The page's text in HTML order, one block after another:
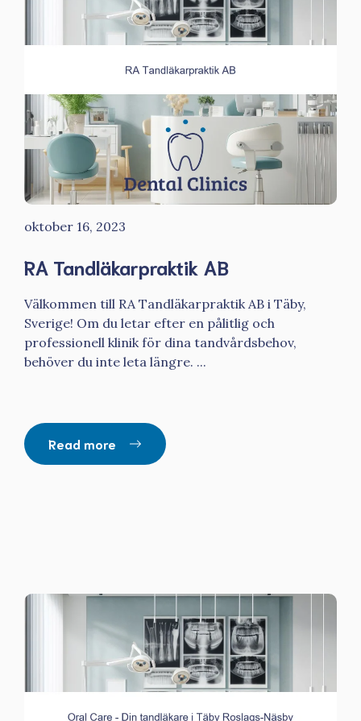
oktober 16, 2023
RA Tandläkarpraktik AB
Välkommen till RA Tandläkarpraktik AB i Täby,
Sverige! Om du letar efter en pålitlig och
professionell klinik för dina tandvårdsbehov,
behöver du inte leta längre. ...
Read more